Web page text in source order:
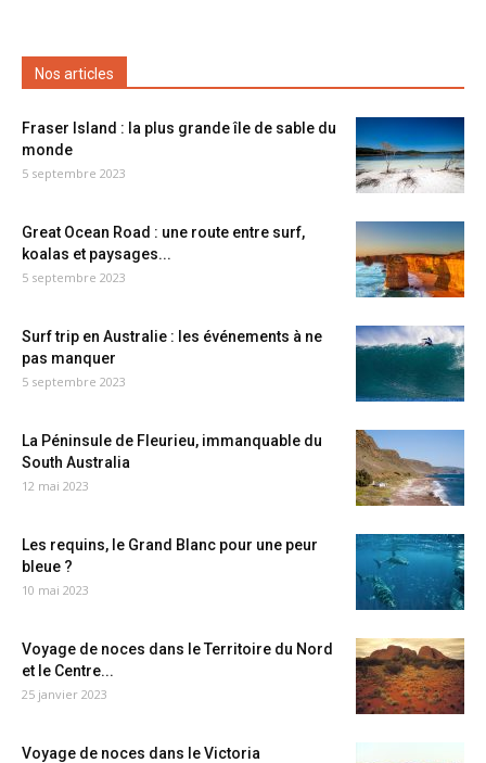
Nos articles
Fraser Island : la plus grande île de sable du
monde
5 septembre 2023
Great Ocean Road : une route entre surf,
koalas et paysages...
5 septembre 2023
Surf trip en Australie : les événements à ne
pas manquer
5 septembre 2023
La Péninsule de Fleurieu, immanquable du
South Australia
12 mai 2023
Les requins, le Grand Blanc pour une peur
bleue ?
10 mai 2023
Voyage de noces dans le Territoire du Nord
et le Centre...
25 janvier 2023
Voyage de noces dans le Victoria